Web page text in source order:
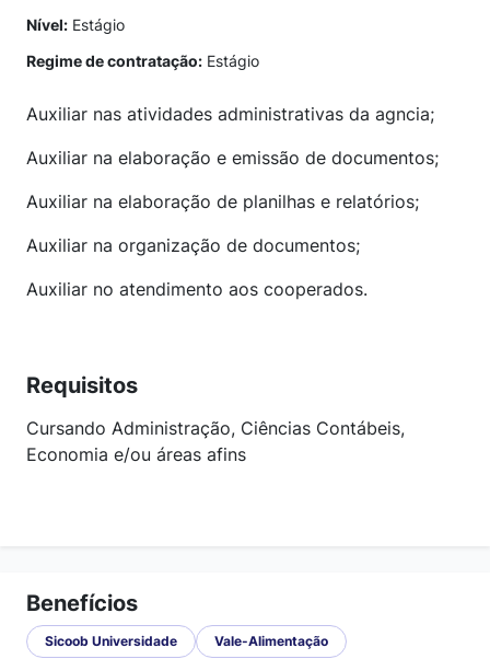
Nível: Estágio
Regime de contratação: Estágio
Auxiliar nas atividades administrativas da agncia;
Auxiliar na elaboração e emissão de documentos;
Auxiliar na elaboração de planilhas e relatórios;
Auxiliar na organização de documentos;
Auxiliar no atendimento aos cooperados.
Requisitos
Cursando Administração, Ciências Contábeis,
Economia e/ou áreas afins
Benefícios
Sicoob Universidade Vale-Alimentação